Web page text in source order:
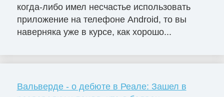
когда-либо имел несчастье использовать
приложение на телефоне Android, то вы
наверняка уже в курсе, как хорошо...
Вальверде - о дебюте в Реале: Зашел в